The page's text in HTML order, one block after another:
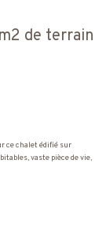
de terrain
ce chalet édifié sur
vaste pièce de vie,